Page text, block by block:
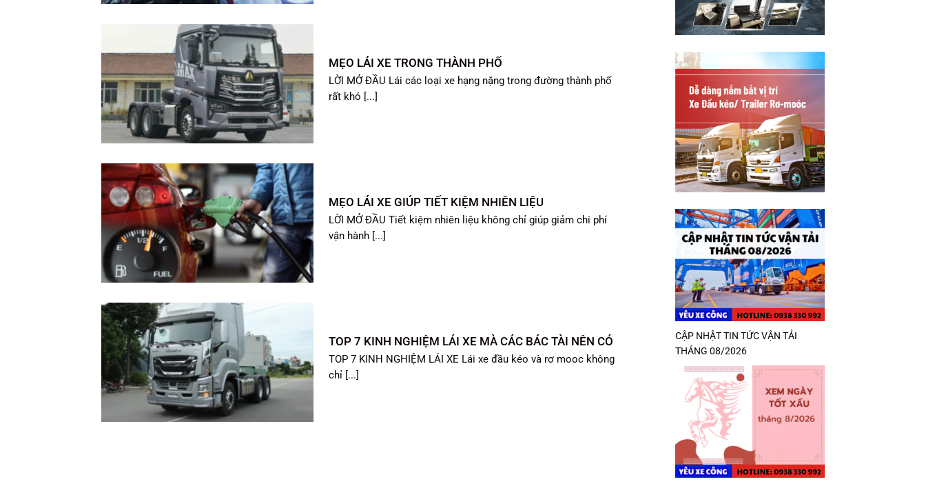
MẸO LÁI XE TRONG THÀNH PHỐ
LỜI MỞ ĐẦU Lái các loại xe hạng nặng trong đường thành phố
rất khó [...]
MẸO LÁI XE GIÚP TIẾT KIỆM NHIÊN LIỆU
LỜI MỞ ĐẦU Tiết kiệm nhiên liệu không chỉ giúp giảm chi phí
vận hành [...]
TOP 7 KINH NGHIỆM LÁI XE MÀ CÁC BÁC TÀI NÊN CÓ
TOP 7 KINH NGHIỆM LÁI XE Lái xe đầu kéo và rơ mooc không
chỉ [...]
CẬP NHẬT TIN TỨC VẬN TẢI
THÁNG 08/2026